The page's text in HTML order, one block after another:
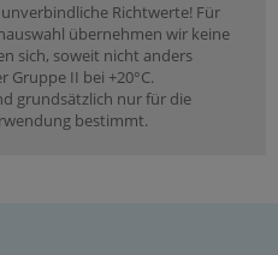
Richtwerte! Für
übernehmen wir keine
sich, soweit nicht anders
Gruppe II bei +20°C.
grundsätzlich nur für die
bestimmt.